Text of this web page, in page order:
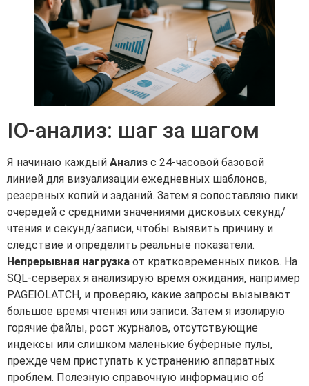
IO-анализ: шаг за шагом
Я начинаю каждый Анализ с 24-часовой базовой
линией для визуализации ежедневных шаблонов,
резервных копий и заданий. Затем я сопоставляю пики
очередей с средними значениями дисковых секунд/
чтения и секунд/записи, чтобы выявить причину и
следствие и определить реальные показатели.
Непрерывная нагрузка от кратковременных пиков. На
SQL-серверах я анализирую время ожидания, например
PAGEIOLATCH, и проверяю, какие запросы вызывают
большое время чтения или записи. Затем я изолирую
горячие файлы, рост журналов, отсутствующие
индексы или слишком маленькие буферные пулы,
прежде чем приступать к устранению аппаратных
проблем. Полезную справочную информацию об